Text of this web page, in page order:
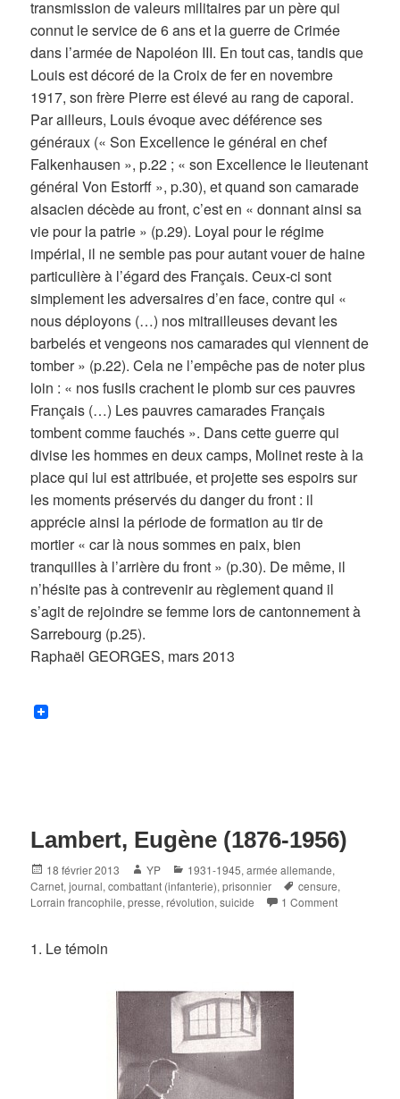
transmission de valeurs militaires par un père qui
connut le service de 6 ans et la guerre de Crimée
dans l’armée de Napoléon III. En tout cas, tandis que
Louis est décoré de la Croix de fer en novembre
1917, son frère Pierre est élevé au rang de caporal.
Par ailleurs, Louis évoque avec déférence ses
généraux (« Son Excellence le général en chef
Falkenhausen », p.22 ; « son Excellence le lieutenant
général Von Estorff », p.30), et quand son camarade
alsacien décède au front, c’est en « donnant ainsi sa
vie pour la patrie » (p.29). Loyal pour le régime
impérial, il ne semble pas pour autant vouer de haine
particulière à l’égard des Français. Ceux-ci sont
simplement les adversaires d’en face, contre qui «
nous déployons (…) nos mitrailleuses devant les
barbelés et vengeons nos camarades qui viennent de
tomber » (p.22). Cela ne l’empêche pas de noter plus
loin : « nos fusils crachent le plomb sur ces pauvres
Français (…) Les pauvres camarades Français
tombent comme fauchés ». Dans cette guerre qui
divise les hommes en deux camps, Molinet reste à la
place qui lui est attribuée, et projette ses espoirs sur
les moments préservés du danger du front : il
apprécie ainsi la période de formation au tir de
mortier « car là nous sommes en paix, bien
tranquilles à l’arrière du front » (p.30). De même, il
n’hésite pas à contrevenir au règlement quand il
s’agit de rejoindre se femme lors de cantonnement à
Sarrebourg (p.25).
Raphaël GEORGES, mars 2013
Lambert, Eugène (1876-1956)
Posted
on
18 février 2013 Author
YP Categories
1931-1945,armée allemande,
Carnet, journal,combattant (infanterie),prisonnier Tags
censure,
Lorrain francophile,presse,révolution,suicide 1 Comment
1. Le témoin